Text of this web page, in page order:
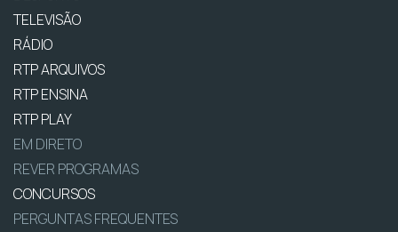
TELEVISÃO
RÁDIO
RTP ARQUIVOS
RTP ENSINA
RTP PLAY
EM DIRETO
REVER PROGRAMAS
CONCURSOS
PERGUNTAS FREQUENTES